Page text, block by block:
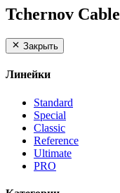
Tchernov Cable
Закрыть
Линейки
Standard
Special
Classic
Reference
Ultimate
PRO